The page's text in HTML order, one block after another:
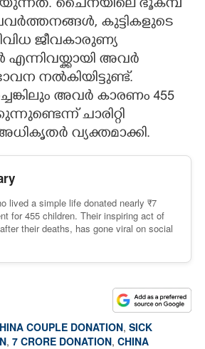
ചെെനയിലെ ഭൂകമ്പ
കുട്ടികളുടെ
ജീവകാരുണ്യ
അവർ
നൽകിയിട്ടുണ്ട്.
അവർ കാരണം 455
ചാരിറ്റി
വ്യക്തമാക്കി.
lived a simple life donated nearly ₹7
for 455 children. Their inspiring act of
their deaths, has gone viral on social
COUPLE DONATION, SICK
, 7 CRORE DONATION, CHINA